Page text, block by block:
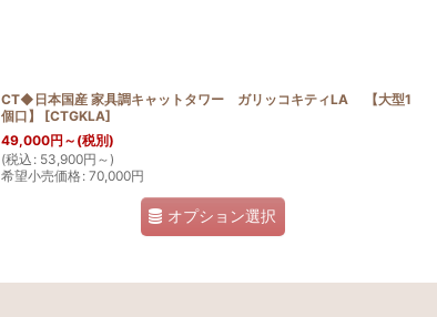
CT◆日本国産 家具調キャットタワー ガリッコキティLA 【大型1
個口】
[CTGKLA]
49,000円 ～ (税別)
(税込 : 53,900円 ～)
希望小売価格: 70,000円
オプション選択